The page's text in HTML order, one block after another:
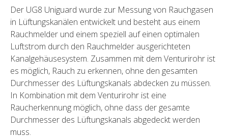
Der UG8 Uniguard wurde zur Messung von Rauchgasen
in Lüftungskanälen entwickelt und besteht aus einem
Rauchmelder und einem speziell auf einen optimalen
Luftstrom durch den Rauchmelder ausgerichteten
Kanalgehäusesystem. Zusammen mit dem Venturirohr ist
es möglich, Rauch zu erkennen, ohne den gesamten
Durchmesser des Lüftungskanals abdecken zu müssen.
In Kombination mit dem Venturirohr ist eine
Raucherkennung möglich, ohne dass der gesamte
Durchmesser des Lüftungskanals abgedeckt werden
muss.